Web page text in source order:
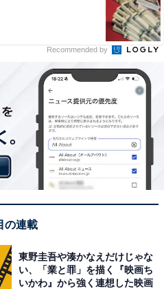
Recommended by
の連載
東野圭吾や湊かなえだけじゃな
い、「業と罪」を描く『映画ち
いかわ』から強く連想した映画